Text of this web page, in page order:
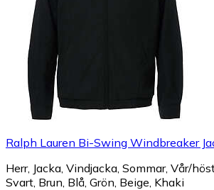
Ralph Lauren Bi-Swing Windbreaker
Herr, Jacka, Vindjacka, Sommar, Vår/
Svart, Brun, Blå, Grön, Beige, Khaki